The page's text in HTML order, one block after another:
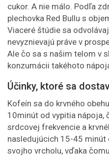
cukor. A nie málo. Podľa
plechovka Red Bullu s
Viaceré štúdie sa
nevyznievajú práve v
Ale čo sa s našim telom v
konzumácii takéhoto
Účinky, ktoré sa
Kofeín sa do krvného
10minút od vypitia nápoja,
srdcovej frekvencie a
nasledujúcich 15-45 minút
svojho vrcholu, vďaka